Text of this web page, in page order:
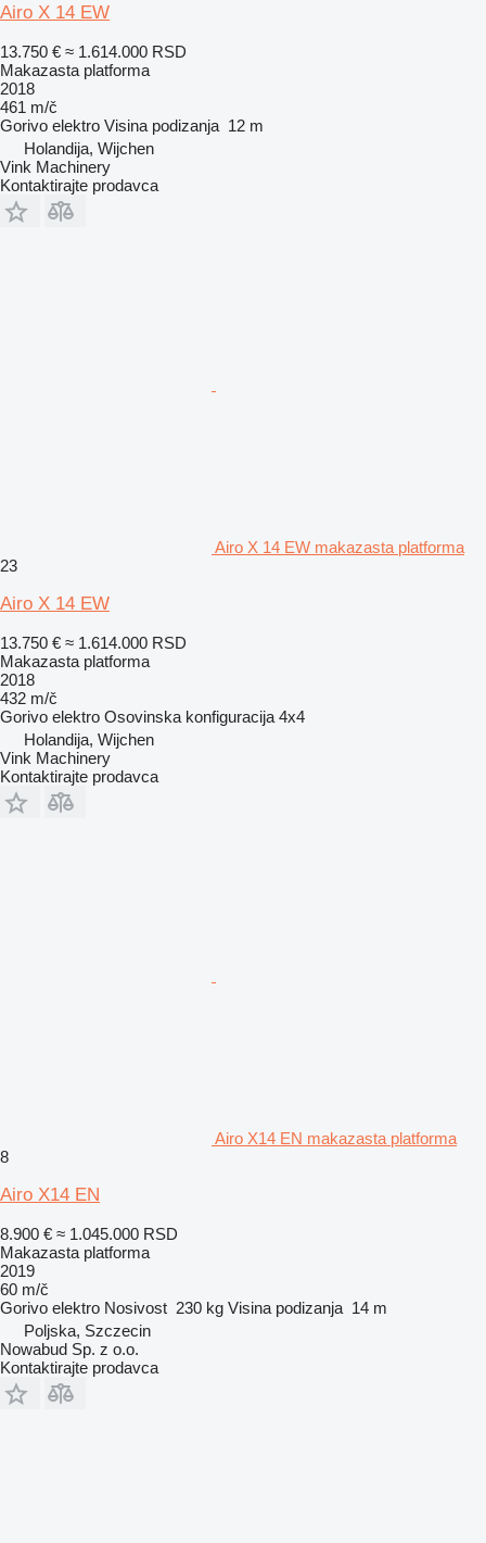
Airo X 14 EW
13.750 € ≈ 1.614.000 RSD
Makazasta platforma
2018
461 m/č
Gorivo elektro Visina podizanja 12 m
Holandija, Wijchen
Vink Machinery
Kontaktirajte prodavca
Airo X 14 EW makazasta platforma
23
Airo X 14 EW
13.750 € ≈ 1.614.000 RSD
Makazasta platforma
2018
432 m/č
Gorivo elektro Osovinska konfiguracija 4x4
Holandija, Wijchen
Vink Machinery
Kontaktirajte prodavca
Airo X14 EN makazasta platforma
8
Airo X14 EN
8.900 € ≈ 1.045.000 RSD
Makazasta platforma
2019
60 m/č
Gorivo elektro Nosivost 230 kg Visina podizanja 14 m
Poljska, Szczecin
Nowabud Sp. z o.o.
Kontaktirajte prodavca